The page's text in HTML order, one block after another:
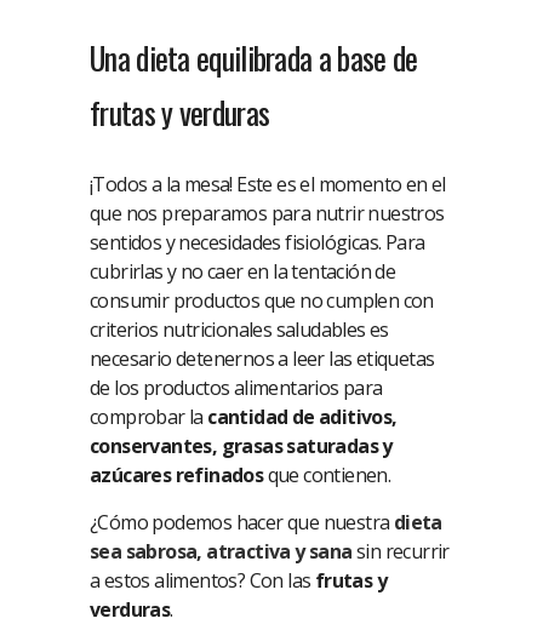
Una dieta equilibrada a base de
frutas y verduras
¡Todos a la mesa! Este es el momento en el
que nos preparamos para nutrir nuestros
sentidos y necesidades fisiológicas. Para
cubrirlas y no caer en la tentación de
consumir productos que no cumplen con
criterios nutricionales saludables es
necesario detenernos a leer las etiquetas
de los productos alimentarios para
comprobar la cantidad de aditivos,
conservantes, grasas saturadas y
azúcares refinadosque contienen.
¿Cómo podemos hacer que nuestra dieta
sea sabrosa, atractiva y sanasin recurrir
a estos alimentos? Con las frutas y
verduras.